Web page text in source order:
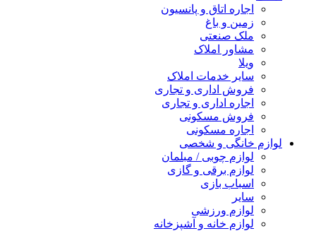
اجاره اتاق و پانسیون
زمین و باغ
ملک صنعتی
مشاور املاک
ویلا
سایر خدمات املاک
فروش اداری و تجاری
اجاره اداری و تجاری
فروش مسکونی
اجاره مسکونی
لوازم خانگی و شخصی
لوازم چوبی / مبلمان
لوازم برقی و گازی
اسباب بازی
سایر
لوازم ورزشی
لوازم خانه و آشپزخانه